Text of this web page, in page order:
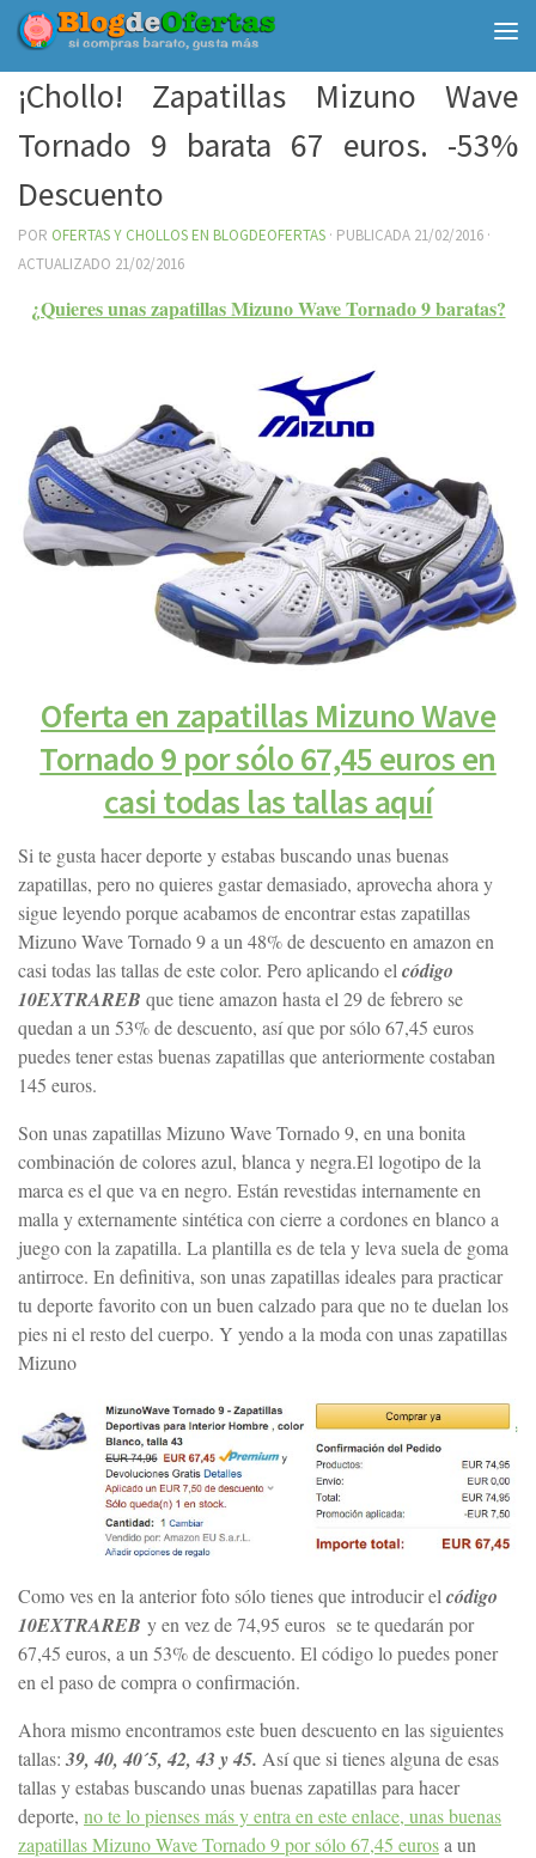
Debajo del contenido
¡Chollo! Zapatillas Mizuno Wave
Tornado 9 barata 67 euros. -53%
Descuento
POR OFERTAS Y CHOLLOS EN BLOGDEOFERTAS · PUBLICADA 21/02/2016 ·
ACTUALIZADO 21/02/2016
¿Quieres unas zapatillas Mizuno Wave Tornado 9 baratas?
Oferta en zapatillas Mizuno Wave
Tornado 9 por sólo 67,45 euros en
casi todas las tallas aquí
Si te gusta hacer deporte y estabas buscando unas buenas
zapatillas, pero no quieres gastar demasiado, aprovecha ahora y
sigue leyendo porque acabamos de encontrar estas zapatillas
Mizuno Wave Tornado 9 a un 48% de descuento en amazon en
casi todas las tallas de este color. Pero aplicando el código
10EXTRAREB que tiene amazon hasta el 29 de febrero se
quedan a un 53% de descuento, así que por sólo 67,45 euros
puedes tener estas buenas zapatillas que anteriormente costaban
145 euros.
Son unas zapatillas Mizuno Wave Tornado 9, en una bonita
combinación de colores azul, blanca y negra.El logotipo de la
marca es el que va en negro. Están revestidas internamente en
malla y externamente sintética con cierre a cordones en blanco a
juego con la zapatilla. La plantilla es de tela y leva suela de goma
antirroce. En definitiva, son unas zapatillas ideales para practicar
tu deporte favorito con un buen calzado para que no te duelan los
pies ni el resto del cuerpo. Y yendo a la moda con unas zapatillas
Mizuno
Como ves en la anterior foto sólo tienes que introducir el código
10EXTRAREB y en vez de 74,95 euros se te quedarán por
67,45 euros, a un 53% de descuento. El código lo puedes poner
en el paso de compra o confirmación.
Ahora mismo encontramos este buen descuento en las siguientes
tallas: 39, 40, 40´5, 42, 43 y 45. Así que si tienes alguna de esas
tallas y estabas buscando unas buenas zapatillas para hacer
deporte, no te lo pienses más y entra en este enlace, unas buenas
zapatillas Mizuno Wave Tornado 9 por sólo 67,45 eurosa un